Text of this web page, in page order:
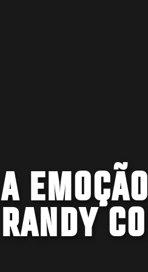
A
RANDY